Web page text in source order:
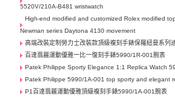
5520V/210A-B481 wristwatch
High-end modified and customized Rolex modified
Newman series Daytona 4130 movement
高端改裝定制勞力士​改裝款頂級複刻手錶保羅紐曼系列
百達翡麗運動優雅一比一復刻手錶5990/1R-001腕表
Patek Philippe Sporty Elegance 1:1 Replica Watch
Patek Philippe 5990/1A-001 top sporty and elegant
P1百達翡麗運動優雅頂級複刻手錶5990/1A-001腕表